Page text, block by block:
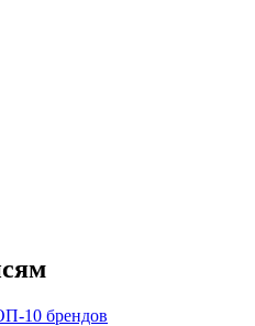
10 брендов